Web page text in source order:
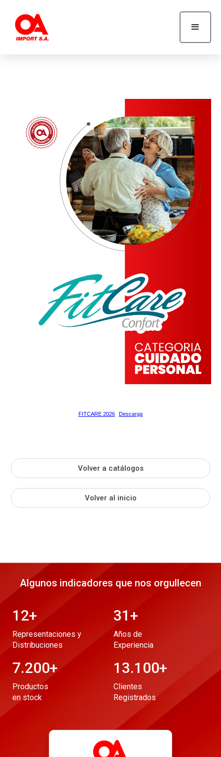
FITCARE 2026 Descarga
Volver a catálogos
Volver al inicio
Algunos indicadores que nos orgullecen
12+
Representaciones y
Distribuciones
31+
Años de
Experiencia
7.200+
Productos
en stock
13.100+
Clientes
Registrados